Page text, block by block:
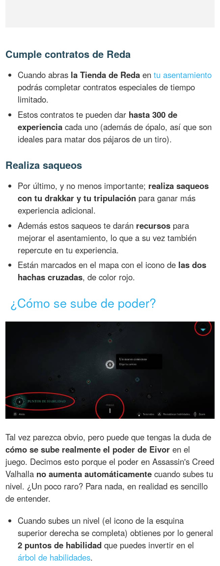
Cumple contratos de Reda
Cuando abras la Tienda de Reda entu asentamiento
podrás completar contratos especiales de tiempo
limitado.
Estos contratos te pueden dar hasta 300 de
experiencia cada uno (además de ópalo, así que son
ideales para matar dos pájaros de un tiro).
Realiza saqueos
Por último, y no menos importante; realiza saqueos
con tu drakkar y tu tripulación para ganar más
experiencia adicional.
Además estos saqueos te darán recursos para
mejorar el asentamiento, lo que a su vez también
repercute en tu experiencia.
Están marcados en el mapa con el icono de las dos
hachas cruzadas, de color rojo.
¿Cómo se sube de poder?
Tal vez parezca obvio, pero puede que tengas la duda de
cómo se sube realmente el poder de Eivor en el
juego. Decimos esto porque el poder en Assassin's Creed
Valhalla no aumenta automáticamente cuando subes tu
nivel. ¿Un poco raro? Para nada, en realidad es sencillo
de entender.
Cuando subes un nivel (el icono de la esquina
superior derecha se completa) obtienes por lo general
2 puntos de habilidad que puedes invertir en el
árbol de habilidades.